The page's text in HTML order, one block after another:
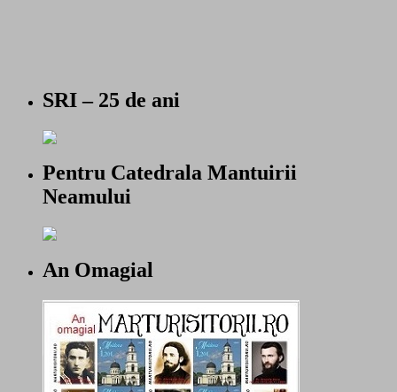
SRI – 25 de ani
Pentru Catedrala Mantuirii
Neamului
An Omagial